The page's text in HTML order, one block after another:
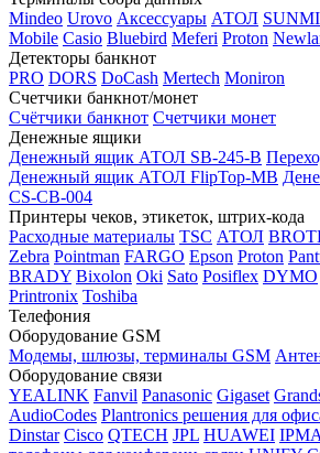
Mindeo Urovo Аксессуары АТОЛ SUNMI
Mobile Casio Bluebird Meferi Proton
Детекторы банкнот
PRO DORS DoCash Mertech Moniron
Счетчики банкнот/монет
Счётчики банкнот Счетчики монет
Денежные ящики
Денежный ящик АТОЛ SB-245-B
Денежный ящик АТОЛ FlipTop-MB
CS-CB-004
Принтеры чеков, этикеток, штрих-кода
Расходные материалы TSC АТОЛ
Zebra Pointman FARGO Epson Proton
BRADY Bixolon Oki Sato Posiflex DYMO
Printronix Toshiba
Телефония
Оборудование GSM
Модемы, шлюзы, терминалы GSM
Оборудование связи
YEALINK Fanvil Panasonic Gigaset
AudioCodes Plantronics решения для
Dinstar Cisco QTECH JPL HUAWEI